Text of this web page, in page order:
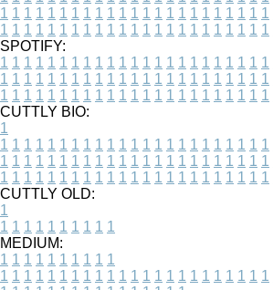
1 1 1 1 1 1 1 1 1 1 1 1 1 1 1 1 1 1 1 1 1 1 1
1 1 1 1 1 1 1 1 1 1 1 1 1 1 1 1 1 1 1 1 1 1 1
SPOTIFY:
1 1 1 1 1 1 1 1 1 1 1 1 1 1 1 1 1 1 1 1 1 1 1
1 1 1 1 1 1 1 1 1 1 1 1 1 1 1 1 1 1 1 1 1 1 1
1 1 1 1 1 1 1 1 1 1 1 1 1 1 1 1 1 1 1 1 1 1 1
CUTTLY BIO:
1
1 1 1 1 1 1 1 1 1 1 1 1 1 1 1 1 1 1 1 1 1 1 1
1 1 1 1 1 1 1 1 1 1 1 1 1 1 1 1 1 1 1 1 1 1 1
1 1 1 1 1 1 1 1 1 1 1 1 1 1 1 1 1 1 1 1 1 1 1
CUTTLY OLD:
1
1 1 1 1 1 1 1 1 1 1
MEDIUM:
1 1 1 1 1 1 1 1 1 1
1 1 1 1 1 1 1 1 1 1 1 1 1 1 1 1 1 1 1 1 1 1 1